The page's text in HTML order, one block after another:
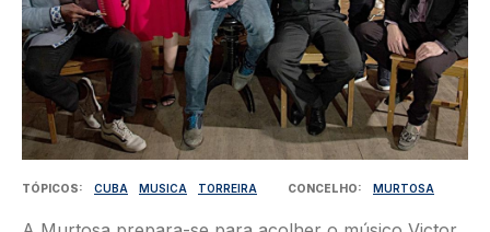
TÓPICOS CUBA MUSICA TORREIRA CONCELHO MURTOSA